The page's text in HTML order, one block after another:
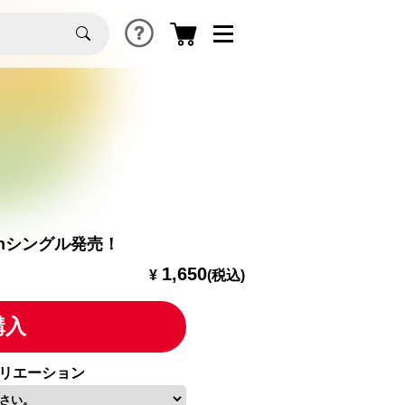
ングル発売！
¥ 1,650(税込)
エーション